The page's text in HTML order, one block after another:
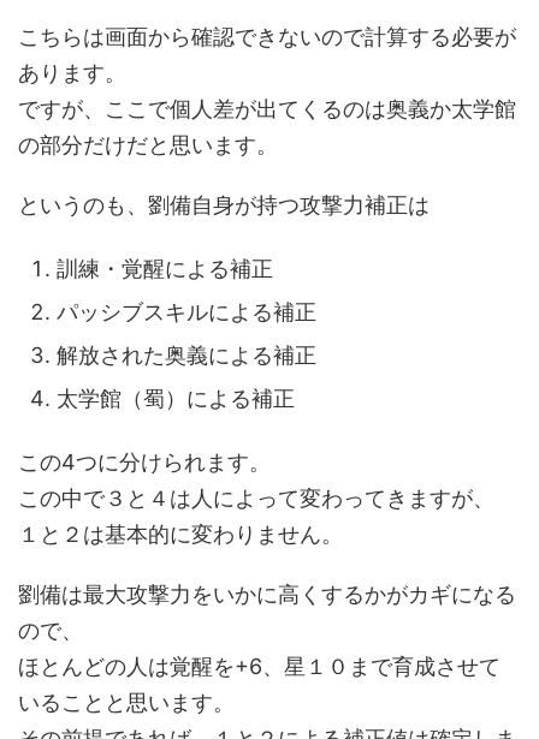
こちらは画面から確認できないので計算する必要が
あります。
ですが、ここで個人差が出てくるのは奥義か太学館
の部分だけだと思います。
というのも、劉備自身が持つ攻撃力補正は
訓練・覚醒による補正
パッシブスキルによる補正
解放された奥義による補正
太学館（蜀）による補正
この4つに分けられます。
この中で３と４は人によって変わってきますが、
１と２は基本的に変わりません。
劉備は最大攻撃力をいかに高くするかがカギになる
ので、
ほとんどの人は覚醒を+6、星１０まで育成させて
いることと思います。